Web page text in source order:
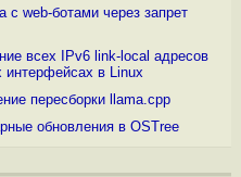
с web-ботами через запрет
всех IPv6 link-local адресов
интерфейсах в Linux
пересборки llama.cpp
обновления в OSTree